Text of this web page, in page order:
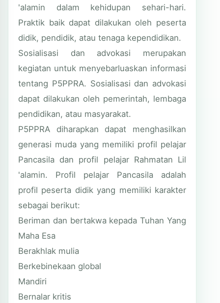
'alamin dalam kehidupan sehari-hari.
Praktik baik dapat dilakukan oleh peserta
didik, pendidik, atau tenaga kependidikan.
Sosialisasi dan advokasi merupakan
kegiatan untuk menyebarluaskan informasi
tentang P5PPRA. Sosialisasi dan advokasi
dapat dilakukan oleh pemerintah, lembaga
pendidikan, atau masyarakat.
P5PPRA diharapkan dapat menghasilkan
generasi muda yang memiliki profil pelajar
Pancasila dan profil pelajar Rahmatan Lil
'alamin. Profil pelajar Pancasila adalah
profil peserta didik yang memiliki karakter
sebagai berikut:
Beriman dan bertakwa kepada Tuhan Yang
Maha Esa
Berakhlak mulia
Berkebinekaan global
Mandiri
Bernalar kritis